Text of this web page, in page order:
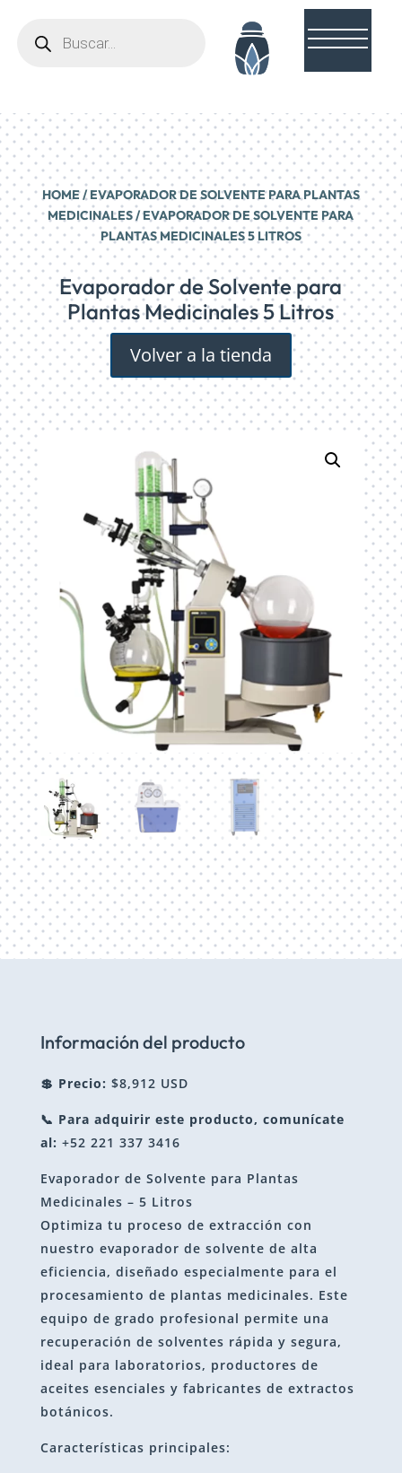
productos
HOME/EVAPORADOR DE SOLVENTE PARA PLANTAS
MEDICINALES/ EVAPORADOR DE SOLVENTE PARA
PLANTAS MEDICINALES 5 LITROS
Evaporador de Solvente para
Plantas Medicinales 5 Litros
Volver a la tienda
Información del producto
💲 Precio: $8,912 USD
📞 Para adquirir este producto, comunícate
al: +52 221 337 3416
Evaporador de Solvente para Plantas
Medicinales – 5 Litros
Optimiza tu proceso de extracción con
nuestro evaporador de solvente de alta
eficiencia, diseñado especialmente para el
procesamiento de plantas medicinales. Este
equipo de grado profesional permite una
recuperación de solventes rápida y segura,
ideal para laboratorios, productores de
aceites esenciales y fabricantes de extractos
botánicos.
Características principales: